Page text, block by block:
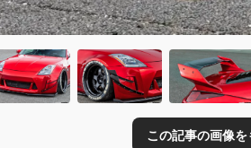
この記事の画像を